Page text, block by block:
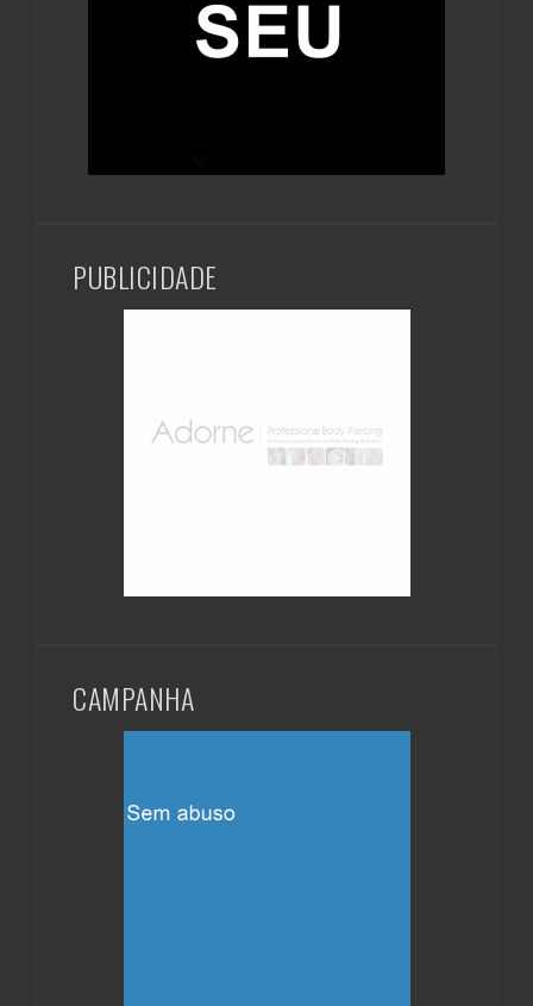
PUBLICIDADE
CAMPANHA